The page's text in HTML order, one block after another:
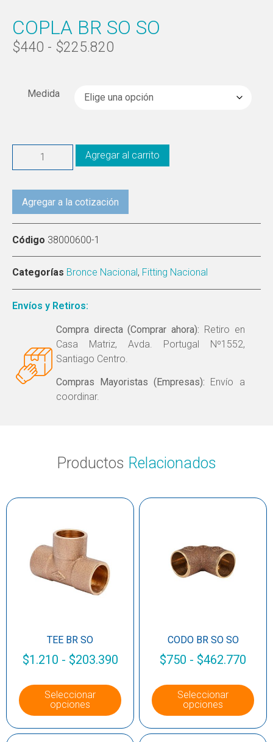
COPLA BR SO SO
$440 - $225.820
Medida
Agregar al carrito
Agregar a la cotización
Código 38000600-1
Categorías Bronce Nacional , Fitting Nacional
Envíos y Retiros:
Compra directa (Comprar ahora): Retiro en
Casa Matriz, Avda. Portugal Nº1552,
Santiago Centro.
Compras Mayoristas (Empresas): Envío a
coordinar.
Productos Relacionados
TEE BR SO
$1.210 - $203.390
Seleccionar
opciones
CODO BR SO SO
$750 - $462.770
Seleccionar
opciones